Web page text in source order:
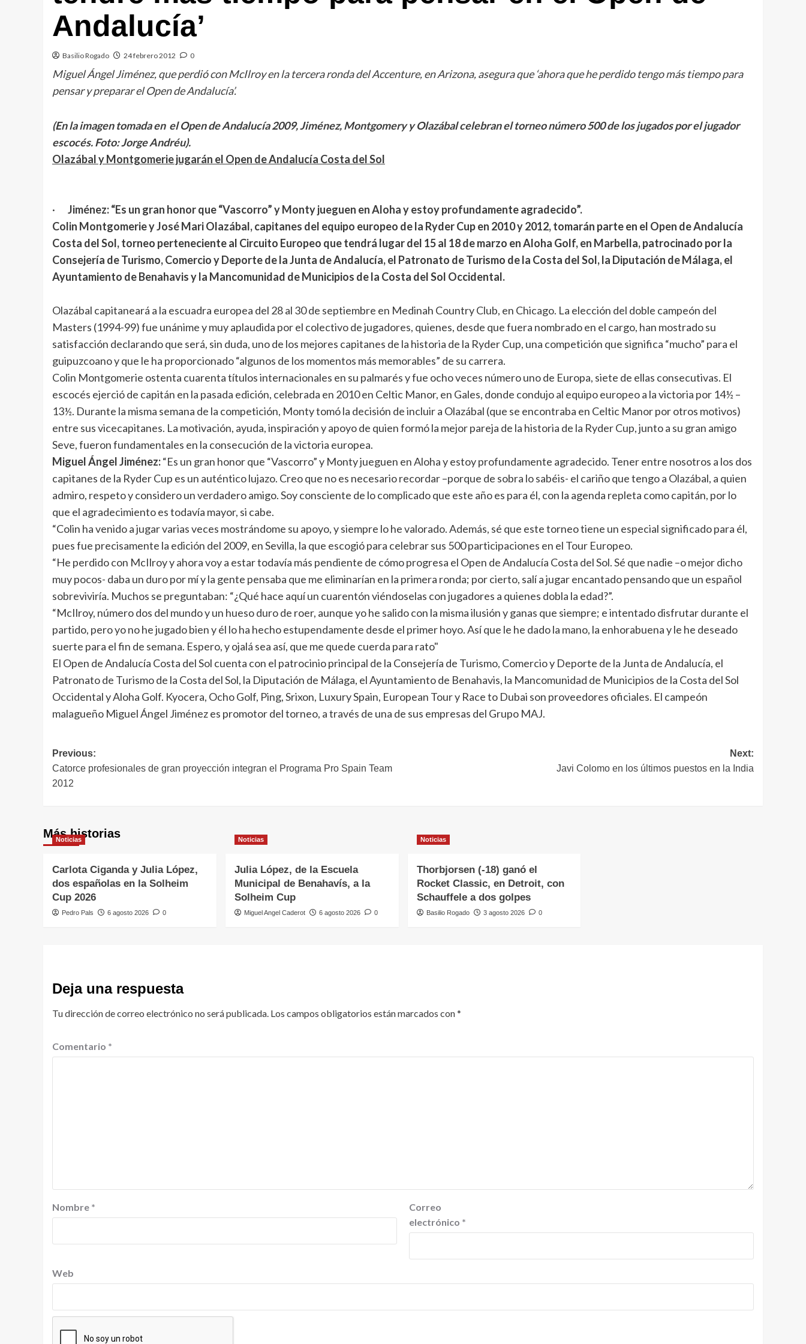
Andalucía’
Basilio Rogado 24 febrero 2012 0
Miguel Ángel Jiménez, que perdió con McIlroy en la tercera ronda del Accenture, en Arizona, asegura que ‘ahora que he perdido tengo más tiempo para
pensar y preparar el Open de Andalucía’.
(En la imagen tomada en el Open de Andalucía 2009, Jiménez, Montgomery y Olazábal celebran el torneo número 500 de los jugados por el jugador
escocés. Foto: Jorge Andréu).
Olazábal y Montgomerie jugarán el Open de Andalucía Costa del Sol
· Jiménez: “Es un gran honor que “Vascorro” y Monty jueguen en Aloha y estoy profundamente agradecido”.
Colin Montgomerie y José Mari Olazábal, capitanes del equipo europeo de la Ryder Cup en 2010 y 2012, tomarán parte en el Open de Andalucía
Costa del Sol, torneo perteneciente al Circuito Europeo que tendrá lugar del 15 al 18 de marzo en Aloha Golf, en Marbella, patrocinado porla
Consejería de Turismo, Comercio y Deporte de la Junta de Andalucía, el Patronato de Turismo de la Costa del Sol, la Diputación de Málaga, el
Ayuntamiento de Benahavis y la Mancomunidad de Municipios de la Costa del Sol Occidental.
Olazábal capitaneará a la escuadra europea del 28 al 30 de septiembre en Medinah Country Club, en Chicago. La elección del doble campeón del
Masters (1994-99) fue unánime y muy aplaudida por el colectivo de jugadores, quienes, desde que fuera nombrado en el cargo, han mostrado su
satisfacción declarando que será, sin duda, uno de los mejores capitanes de la historia de la Ryder Cup, una competición que significa “mucho” para el
guipuzcoano y que le ha proporcionado “algunos de los momentos más memorables” de su carrera.
Colin Montgomerie ostenta cuarenta títulos internacionales en su palmarés y fue ocho veces número uno de Europa, siete de ellas consecutivas. El
escocés ejerció de capitán en la pasada edición, celebrada en 2010 en Celtic Manor, en Gales, donde condujo al equipo europeo a la victoria por 14½ –
13½. Durante la misma semana de la competición, Monty tomó la decisión de incluir a Olazábal (que se encontraba en Celtic Manor por otros motivos)
entre sus vicecapitanes. La motivación, ayuda, inspiración y apoyo de quien formó la mejor pareja de la historia de la Ryder Cup, junto a su gran amigo
Seve, fueron fundamentales en la consecución de la victoria europea.
Miguel Ángel Jiménez:“Es un gran honor que “Vascorro” y Monty jueguen en Aloha y estoy profundamente agradecido. Tener entre nosotros a los dos
capitanes de la Ryder Cup es un auténtico lujazo. Creo que no es necesario recordar –porque de sobra lo sabéis- el cariño que tengo a Olazábal, a quien
admiro, respeto y considero un verdadero amigo. Soy consciente de lo complicado que este año es para él, con la agenda repleta como capitán, por lo
que el agradecimiento es todavía mayor, si cabe.
“Colin ha venido a jugar varias veces mostrándome su apoyo, y siempre lo he valorado. Además, sé que este torneo tiene un especial significado para él,
pues fue precisamente la edición del 2009, en Sevilla, la que escogió para celebrar sus 500 participaciones en el Tour Europeo.
“He perdido con McIlroy y ahora voy a estar todavía más pendiente de cómo progresa el Open de Andalucía Costa del Sol. Sé que nadie –o mejor dicho
muy pocos- daba un duro por mí y la gente pensaba que me eliminarían en la primera ronda; por cierto, salí a jugar encantado pensando que un español
sobreviviría. Muchos se preguntaban: “¿Qué hace aquí un cuarentón viéndoselas con jugadores a quienes dobla la edad?”.
“McIlroy, número dos del mundo y un hueso duro de roer, aunque yo he salido con la misma ilusión y ganas que siempre; e intentado disfrutar durante el
partido, pero yo no he jugado bien y él lo ha hecho estupendamente desde el primer hoyo. Así que le he dado la mano, la enhorabuena y le he deseado
suerte para el fin de semana. Espero, y ojalá sea así, que me quede cuerda para rato"
El Open de Andalucía Costa del Sol cuenta con el patrocinio principal de la Consejería de Turismo, Comercio y Deporte de la Junta de Andalucía, el
Patronato de Turismo de la Costa del Sol, la Diputación de Málaga, el Ayuntamiento de Benahavis, la Mancomunidad de Municipios de la Costa del Sol
Occidental y Aloha Golf. Kyocera, Ocho Golf, Ping, Srixon, Luxury Spain, European Tour y Race to Dubai son proveedores oficiales. El campeón
malagueño Miguel Ángel Jiménez es promotor del torneo, a través de una de sus empresas del Grupo MAJ.
Navegación
de
Previous:
Catorce profesionales de gran proyección integran el Programa Pro Spain Team
2012
Next:
Javi Colomo en los últimos puestos en la India
Más historias
Noticias
Carlota Ciganda y Julia López,
dos españolas en la Solheim
Cup 2026
Pedro Pals 6 agosto 2026 0
Noticias
Julia López, de la Escuela
Municipal de Benahavís, a la
Solheim Cup
Miguel Angel Caderot 6 agosto 2026 0
Noticias
Thorbjorsen (-18) ganó el
Rocket Classic, en Detroit, con
Schauffele a dos golpes
Basilio Rogado 3 agosto 2026 0
Deja una respuesta
Tu dirección de correo electrónico no será publicada. Los campos obligatorios están marcados con*
Comentario *
Nombre *
Correo
electrónico *
Web